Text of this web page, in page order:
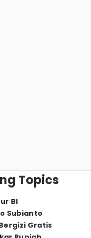
Topics
BI
Subianto
Gratis